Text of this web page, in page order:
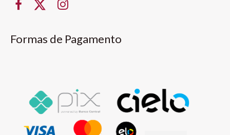
Formas de Pagamento